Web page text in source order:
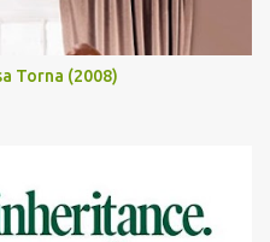
Torna (2008)